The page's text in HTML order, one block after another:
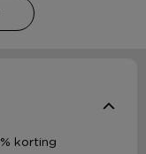
korting